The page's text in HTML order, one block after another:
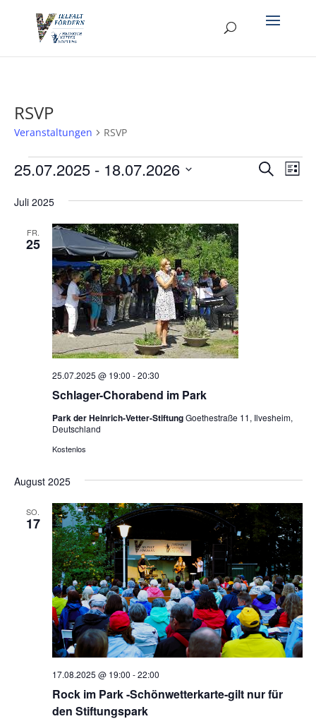
RSVP
Veranstaltungen RSVP
Veranstaltungen
und
SucheListe
25.07.2025 - 18.07.2026
wählen.
Juli 2025
FR.
25
Schlager-Chorabend im Park
25.07.2025 @ 19:00 -20:30
Park der Heinrich-Vetter-StiftungGoethestraße 11, Ilvesheim,
Deutschland
Kostenlos
August 2025
SO.
17
Rock im Park -Schönwetterkarte-gilt nur für
den Stiftungspark
17.08.2025 @ 19:00 -22:00